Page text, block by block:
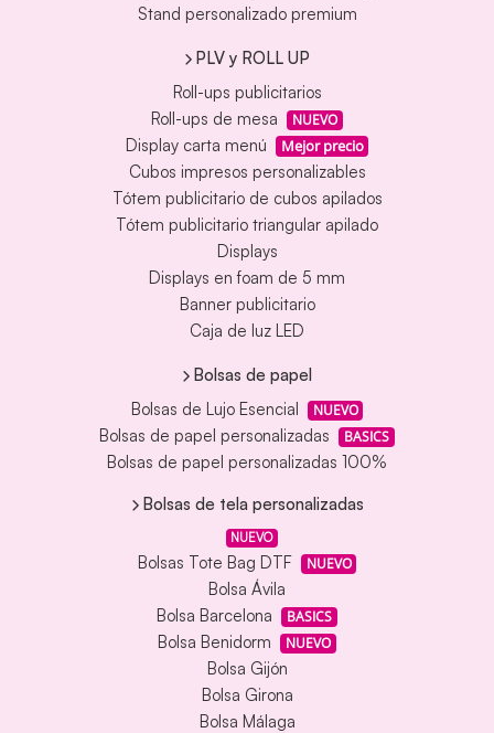
Stand personalizado premium
PLV y ROLL UP
Roll-ups publicitarios
Roll-ups de mesa
NUEVO
Display carta menú Mejor precio
Cubos impresos personalizables
Tótem publicitario de cubos apilados
Tótem publicitario triangular apilado
Displays
Displays en foam de 5 mm
Banner publicitario
Caja de luz LED
Bolsas de papel
Bolsas de Lujo Esencial
NUEVO
Bolsas de papel personalizadas BASICS
Bolsas de papel personalizadas 100%
Bolsas de tela personalizadas
NUEVO
Bolsas Tote Bag DTF NUEVO
Bolsa Ávila
Bolsa Barcelona
BASICS
Bolsa Benidorm NUEVO
Bolsa Gijón
Bolsa Girona
Bolsa Málaga